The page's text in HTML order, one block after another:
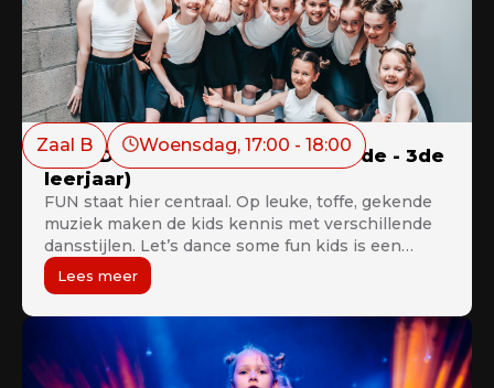
Zaal B Woensdag, 17:00 - 18:00
Let’s Dance Some Fun Kids B (2de - 3de
leerjaar)
FUN staat hier centraal. Op leuke, toffe, gekende
muziek maken de kids kennis met verschillende
dansstijlen. Let’s dance some fun kids is een
ideale voorbereiding op het verdere lesaanbod.
Lees meer